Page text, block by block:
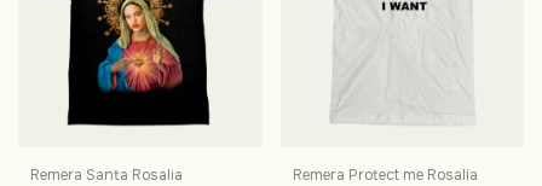
Remera Santa Rosalia
Remera Protect me Rosalia